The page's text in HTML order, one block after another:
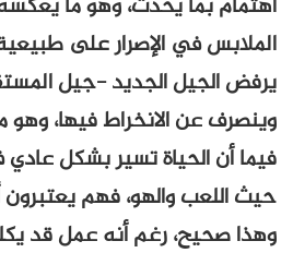
اهتمام بما يحدث، وهو ما يعكسه
الملابس في الإصرار على
يرفض الجيل الجديد -جيل
وينصرف عن الانخراط فيها، وهو
فيما أن الحياة تسير بشكل
حيث اللعب والهو، فهم
وهذا صحيح، رغم أنه عمل قد